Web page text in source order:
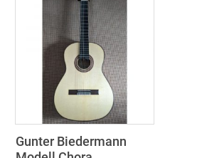
Gunter Biedermann